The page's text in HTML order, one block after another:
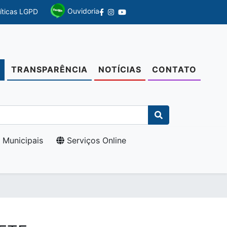
LGPD Ouvidoria
TRANSPARÊNCIA NOTÍCIAS CONTATO
Serviços Online